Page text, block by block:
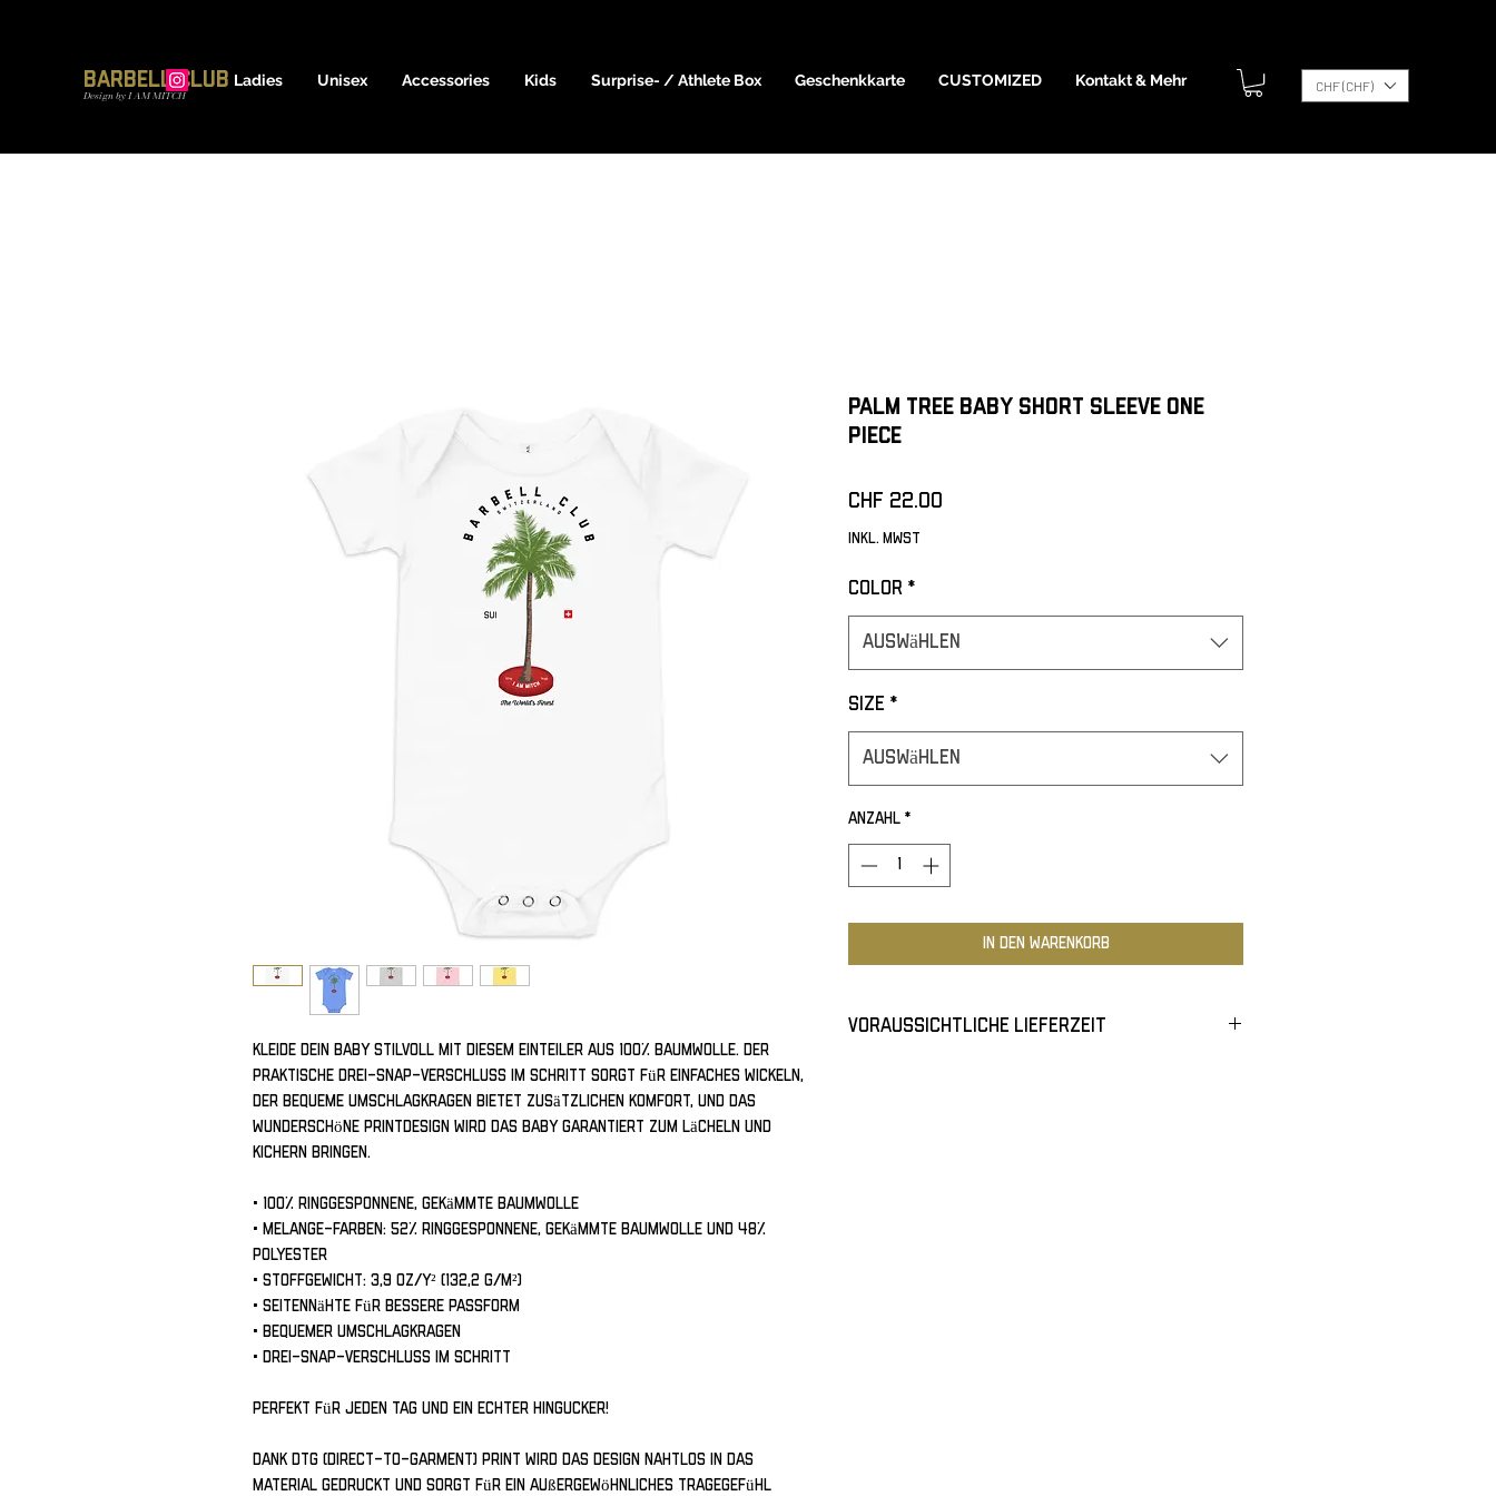
Barbell Club
Design by I AM MITCH
Ladies Unisex Accessories Kids Surprise- / Athlete Box Geschenkkarte CUSTOMIZED Kontakt & Mehr CHF (CHF)
Kleide dein Baby stilvoll mit diesem Einteiler aus 100% Baumwolle. Der
praktische Drei-Snap-Verschluss im Schritt sorgt für einfaches Wickeln,
der bequeme Umschlagkragen bietet zusätzlichen Komfort, und das
wunderschöne Printdesign wird das Baby garantiert zum Lächeln und
Kichern bringen.
• 100% ringgesponnene, gekämmte Baumwolle
• Melange-Farben: 52% ringgesponnene, gekämmte Baumwolle und 48%
Polyester
• Stoffgewicht: 3,9 oz/y² (132,2 g/m²)
• Seitennähte für bessere Passform
• Bequemer Umschlagkragen
• Drei-Snap-Verschluss im Schritt
Perfekt für jeden Tag und ein echter Hingucker!
Dank DTG (Direct-to-Garment) Print wird das Design nahtlos in das
Material gedruckt und sorgt für ein außergewöhnliches Tragegefühl
Palm Tree Baby short sleeve one
piece
CHF 22.00
inkl. MwSt
Color *
Auswählen
Size *
Auswählen
Anzahl *
In den Warenkorb
Voraussichtliche Lieferzeit